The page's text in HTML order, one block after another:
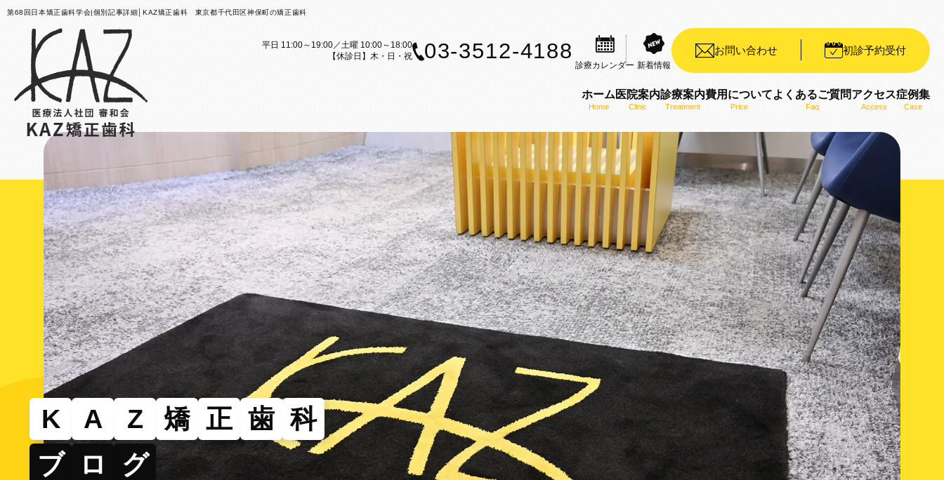
第68回日本矯正歯科学会|個別記事詳細│KAZ矯正歯科 東京都千代田区神保町の矯正歯科
平日 11:00～19:00／土曜 10:00～18:00
【休診日】木・日・祝
03-3512-4188
診療カレンダー 新着情報
お問い合わせ 初診予約受付
ホーム
Home
医院案内
Clinic
KAZ矯正歯科の理念
医院案内 KAZ矯正歯科の特徴
歯科用CT 口腔内スキャナー（iTero）
スタッフ募集 感染予防対策
KAZ矯正歯科ブログ
診療案内
Treatment
矯正歯科治療のご案内
これから矯正歯科治療をお考えの方へ
矯正歯科治療の流れ
大人の矯正（成人矯正）
子どもの矯正（小児矯正）
口腔筋機能療法（MFT）
矯正装置のご紹介
セルフライゲーションブラケット装置（デイモンシステム）
カスタムメイド型リンガルブラケット矯正装置（WIN）
マウスピース型矯正装置（インビザライン）
歯科矯正用アンカースクリューを用いた矯正治療
その他
部分的な矯正（MTM）
できるだけ歯を抜かない矯正
歯のクリーニング
治療期間を短くするための方法
コルチコトミー（歯槽骨皮質骨切除術）
費用について
Price
よくあるご質問
Faq
アクセス
Access
症例集
Case
K A Z 矯 正 歯 科
ブ
ロ グ
医院案内
矯正歯科治療のご案内
その他